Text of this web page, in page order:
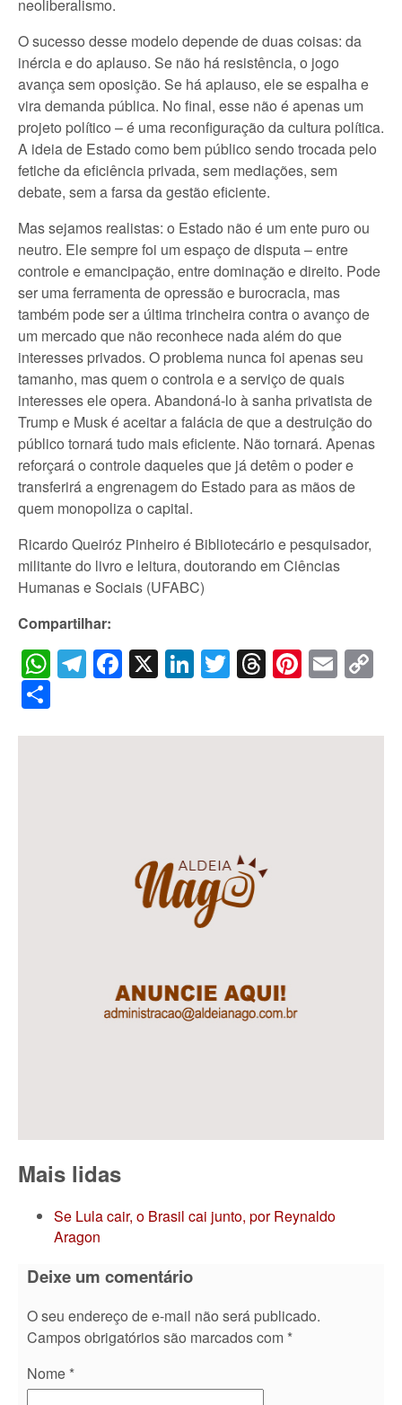
neoliberalismo.
O sucesso desse modelo depende de duas coisas: da
inércia e do aplauso. Se não há resistência, o jogo
avança sem oposição. Se há aplauso, ele se espalha e
vira demanda pública. No final, esse não é apenas um
projeto político – é uma reconfiguração da cultura política.
A ideia de Estado como bem público sendo trocada pelo
fetiche da eficiência privada, sem mediações, sem
debate, sem a farsa da gestão eficiente.
Mas sejamos realistas: o Estado não é um ente puro ou
neutro. Ele sempre foi um espaço de disputa – entre
controle e emancipação, entre dominação e direito. Pode
ser uma ferramenta de opressão e burocracia, mas
também pode ser a última trincheira contra o avanço de
um mercado que não reconhece nada além do que
interesses privados. O problema nunca foi apenas seu
tamanho, mas quem o controla e a serviço de quais
interesses ele opera. Abandoná-lo à sanha privatista de
Trump e Musk é aceitar a falácia de que a destruição do
público tornará tudo mais eficiente. Não tornará. Apenas
reforçará o controle daqueles que já detêm o poder e
transferirá a engrenagem do Estado para as mãos de
quem monopoliza o capital.
Ricardo Queiróz Pinheiro é Bibliotecário e pesquisador,
militante do livro e leitura, doutorando em Ciências
Humanas e Sociais (UFABC)
Compartilhar:
WhatsApp
Telegram
Facebook
X LinkedIn
Twitter
Threads
Mais lidas
Se Lula cair, o Brasil cai junto, por Reynaldo
Aragon
Deixe um comentário
O seu endereço de e-mail não será publicado.
Campos obrigatórios são marcados com *
Nome *